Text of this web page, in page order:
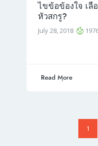
ไขข้อข้องใจ เลื
หัวสกรู?
July 28, 2018
Read More
Page
1